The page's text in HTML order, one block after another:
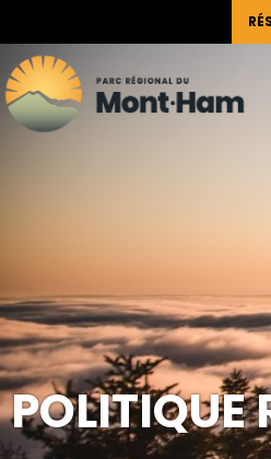
POLITIQUE